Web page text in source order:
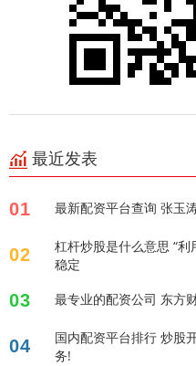
最近发表
01 最新配资平台查询 张玉
02
杠杆炒股是什么意思 “
稳定
03 最专业的配资公司 东方
04
国内配资平台排行 炒股
务!